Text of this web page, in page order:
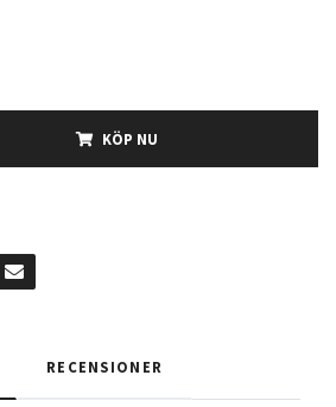
KÖP NU
RECENSIONER